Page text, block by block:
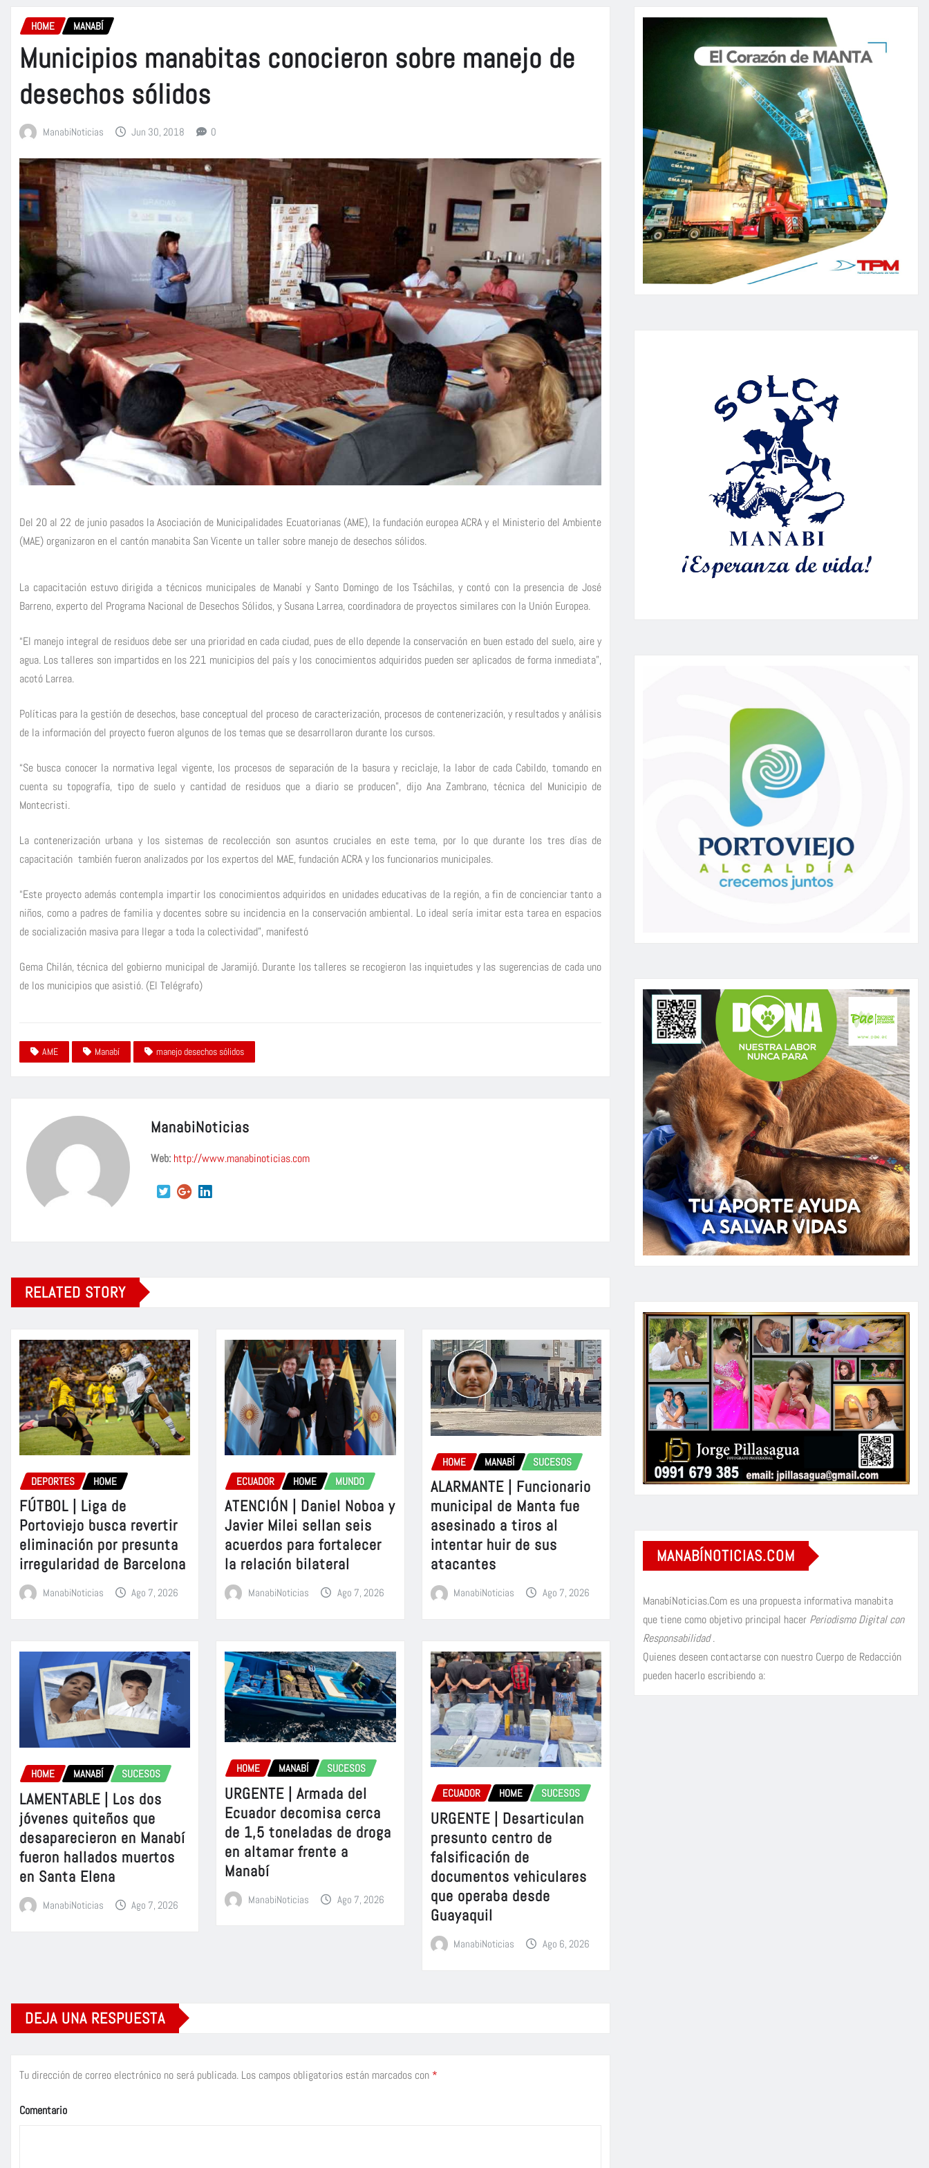
HOME MANABÍ
Municipios manabitas conocieron sobre manejo de
desechos sólidos
ManabiNoticias Jun 30, 2018 0
Del 20 al 22 de junio pasados la Asociación de Municipalidades Ecuatorianas (AME), la fundación europea ACRA y el Ministerio del Ambiente
(MAE) organizaron en el cantón manabita San Vicente un taller sobre manejo de desechos sólidos.
La capacitación estuvo dirigida a técnicos municipales de Manabí y Santo Domingo de los Tsáchilas, y contó con la presencia de José
Barreno, experto del Programa Nacional de Desechos Sólidos, y Susana Larrea, coordinadora de proyectos similares con la Unión Europea.
“El manejo integral de residuos debe ser una prioridad en cada ciudad, pues de ello depende la conservación en buen estado del suelo, aire y
agua. Los talleres son impartidos en los 221 municipios del país y los conocimientos adquiridos pueden ser aplicados de forma inmediata”,
acotó Larrea.
Políticas para la gestión de desechos, base conceptual del proceso de caracterización, procesos de contenerización, y resultados y análisis
de la información del proyecto fueron algunos de los temas que se desarrollaron durante los cursos.
“Se busca conocer la normativa legal vigente, los procesos de separación de la basura y reciclaje, la labor de cada Cabildo, tomando en
cuenta su topografía, tipo de suelo y cantidad de residuos que a diario se producen”, dijo Ana Zambrano, técnica del Municipio de
Montecristi.
La contenerización urbana y los sistemas de recolección son asuntos cruciales en este tema, por lo que durante los tres días de
capacitación también fueron analizados por los expertos del MAE, fundación ACRA y los funcionarios municipales.
“Este proyecto además contempla impartir los conocimientos adquiridos en unidades educativas de la región, a fin de concienciar tanto a
niños, como a padres de familia y docentes sobre su incidencia en la conservación ambiental. Lo ideal sería imitar esta tarea en espacios
de socialización masiva para llegar a toda la colectividad”, manifestó
Gema Chilán, técnica del gobierno municipal de Jaramijó. Durante los talleres se recogieron las inquietudes y las sugerencias de cada uno
de los municipios que asistió. (El Telégrafo)
AME Manabí manejo desechos sólidos
ManabiNoticias
Web: http://www.manabinoticias.com
RELATED STORY
DEPORTES HOME
FÚTBOL | Liga de
Portoviejo busca revertir
eliminación por presunta
irregularidad de Barcelona
ManabiNoticias Ago 7, 2026
ECUADOR HOME MUNDO
ATENCIÓN | Daniel Noboa y
Javier Milei sellan seis
acuerdos para fortalecer
la relación bilateral
ManabiNoticias Ago 7, 2026
HOME MANABÍ SUCESOS
ALARMANTE | Funcionario
municipal de Manta fue
asesinado a tiros al
intentar huir de sus
atacantes
ManabiNoticias Ago 7, 2026
HOME MANABÍ SUCESOS
LAMENTABLE | Los dos
jóvenes quiteños que
desaparecieron en Manabí
fueron hallados muertos
en Santa Elena
ManabiNoticias Ago 7, 2026
HOME MANABÍ SUCESOS
URGENTE | Armada del
Ecuador decomisa cerca
de 1,5 toneladas de droga
en altamar frente a
Manabí
ManabiNoticias Ago 7, 2026
ECUADOR HOME SUCESOS
URGENTE | Desarticulan
presunto centro de
falsificación de
documentos vehiculares
que operaba desde
Guayaquil
ManabiNoticias Ago 6, 2026
DEJA UNA RESPUESTA
Tu dirección de correo electrónico no será publicada. Los campos obligatorios están marcados con *
Comentario
MANABÍNOTICIAS.COM
ManabíNoticias.Com es una propuesta informativa manabita
que tiene como objetivo principal hacer Periodismo Digital con
Responsabilidad.
Quienes deseen contactarse con nuestro Cuerpo de Redacción
pueden hacerlo escribiendo a: